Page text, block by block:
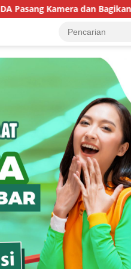
Kamera dan Bagikan Mercon